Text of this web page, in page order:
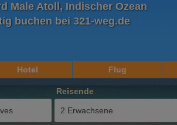
Male Atoll, Indischer Ozean
buchen bei 321-weg.de
Hotel Flug
Reisende
2 Erwachsene